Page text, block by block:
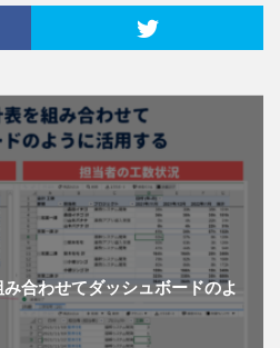
合わせてダッシュボードのよ